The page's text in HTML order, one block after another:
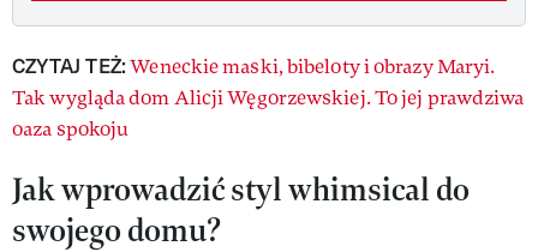
CZYTAJ TEŻ: Weneckie maski, bibeloty i obrazy Maryi.
Tak wygląda dom Alicji Węgorzewskiej. To jej prawdziwa
oaza spokoju
Jak wprowadzić styl whimsical do
swojego domu?